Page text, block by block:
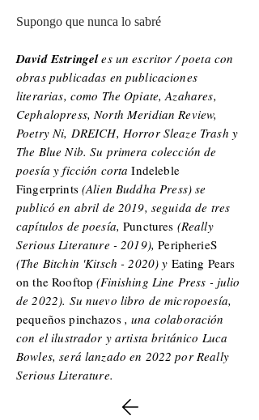
Supongo que nunca lo sabré
David Estringeles un escritor / poeta con
obras publicadas en publicaciones
literarias, como The Opiate, Azahares,
Cephalopress, North Meridian Review,
Poetry Ni, DREICH, Horror Sleaze Trash y
The Blue Nib. Su primera colección de
poesía y ficción corta Indeleble
Fingerprints (Alien Buddha Press) se
publicó en abril de 2019, seguida de tres
capítulos de poesía, Punctures (Really
Serious Literature - 2019), PeripherieS
(The Bitchin 'Kitsch - 2020) y Eating Pears
on the Rooftop (Finishing Line Press - julio
de 2022). Su nuevo libro de micropoesía,
pequeños pinchazos , una colaboración
con el ilustrador y artista británico Luca
Bowles, será lanzado en 2022 por Really
Serious Literature.